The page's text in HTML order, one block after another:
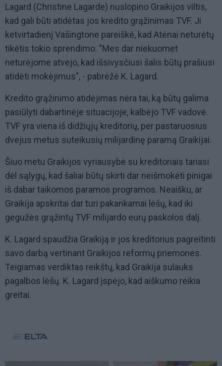
Lagard (Christine Lagarde) nuslopino Graikijos viltis,
kad gali būti atidėtas jos kredito grąžinimas TVF. Ji
ketvirtadienį Vašingtone pareiškė, kad Atėnai neturėtų
tikėtis tokio sprendimo. "Mes dar niekuomet
neturėjome atvejo, kad išsivysčiusi šalis būtų prašiusi
atidėti mokėjimus", - pabrėžė K. Lagard.
Kredito grąžinimo atidėjimas nėra tai, ką būtų galima
pasiūlyti dabartinėje situacijoje, kalbėjo TVF vadovė.
TVF yra viena iš didžiųjų kreditorių, per pastaruosius
dvejus metus suteikusių milijardinę paramą Graikijai.
Šiuo metu Graikijos vyriausybė su kreditoriais tariasi
dėl sąlygų, kad šaliai būtų skirti dar neišmokėti pinigai
iš dabar taikomos paramos programos. Neaišku, ar
Graikija apskritai dar turi pakankamai lėšų, kad iki
gegužės grąžintų TVF milijardo eurų paskolos dalį.
K. Lagard spaudžia Graikiją ir jos kreditorius pagreitinti
savo darbą vertinant Graikijos reformų priemones.
Teigiamas verdiktas reikštų, kad Graikija sulauks
pagalbos lėšų. K. Lagard įspėjo, kad aiškumo reikia
greitai.